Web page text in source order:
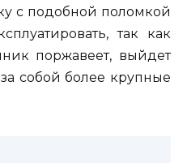
с подобной поломкой
так как
поржавеет, выйдет
собой более крупные